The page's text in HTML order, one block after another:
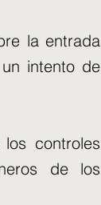
la entrada
intento de
controles
de los